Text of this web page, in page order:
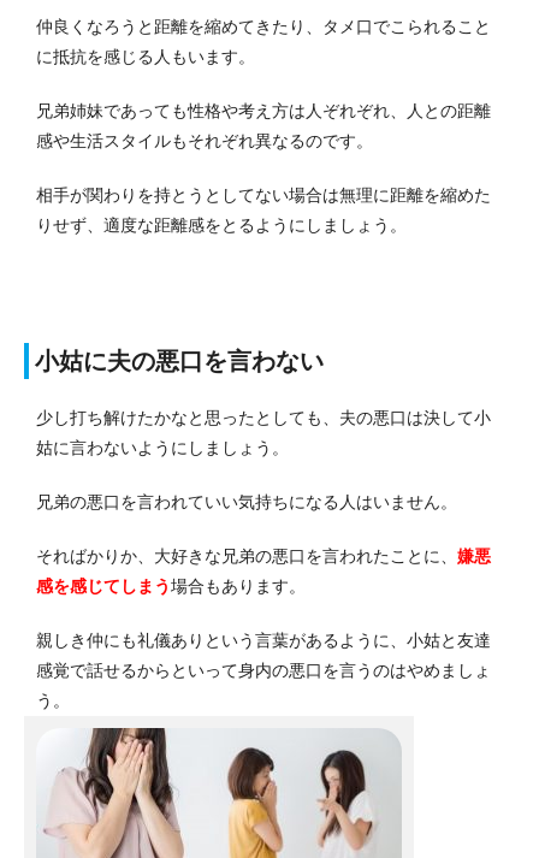
仲良くなろうと距離を縮めてきたり、タメ口でこられること
に抵抗を感じる人もいます。
兄弟姉妹であっても性格や考え方は人ぞれぞれ、人との距離
感や生活スタイルもそれぞれ異なるのです。
相手が関わりを持とうとしてない場合は無理に距離を縮めた
りせず、適度な距離感をとるようにしましょう。
小姑に夫の悪口を言わない
少し打ち解けたかなと思ったとしても、夫の悪口は決して小
姑に言わないようにしましょう。
兄弟の悪口を言われていい気持ちになる人はいません。
そればかりか、大好きな兄弟の悪口を言われたことに、 嫌悪
感を感じてしまう場合もあります。
親しき仲にも礼儀ありという言葉があるように、小姑と友達
感覚で話せるからといって身内の悪口を言うのはやめましょ
う。